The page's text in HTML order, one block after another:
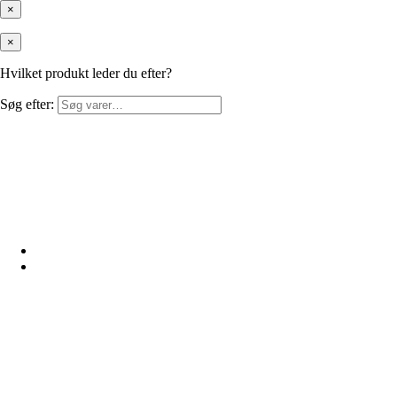
×
×
Hvilket produkt leder du efter?
Søg efter: